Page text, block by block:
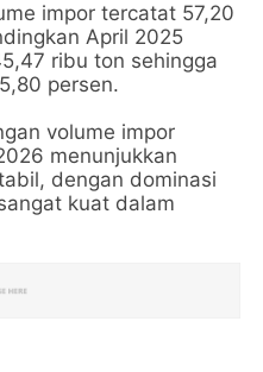
impor tercatat 57,20
April 2025
ribu ton sehingga
persen.
volume impor
menunjukkan
dengan dominasi
kuat dalam